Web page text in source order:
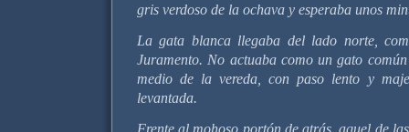
gris verdoso de la ochava y esperaba unos
La gata blanca llegaba del lado norte,
Juramento. No actuaba como un gato
medio de la vereda, con paso lento y
levantada.